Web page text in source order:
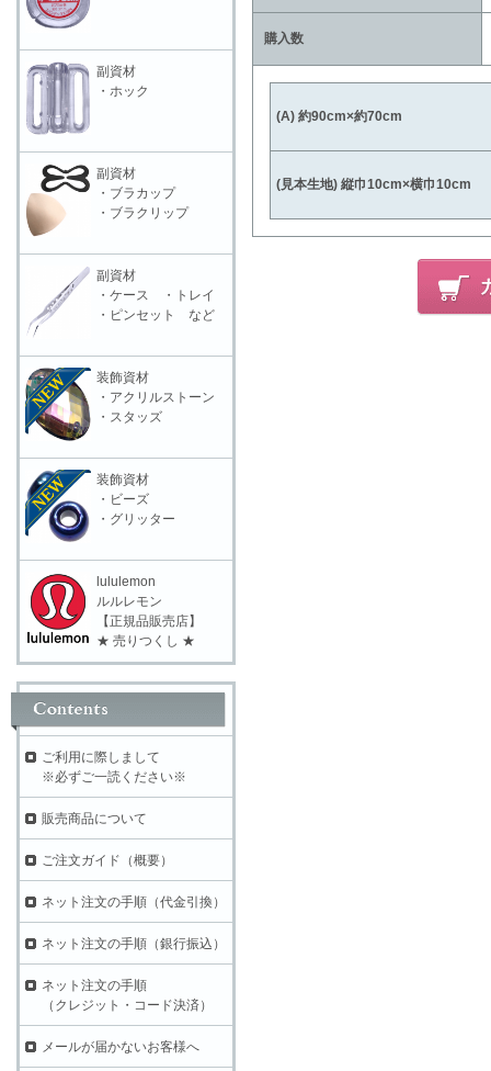
購入数
(A) 約90cm×約70cm
(見本生地) 縦巾10cm×横巾10cm
副資材
・ホック
副資材
・ブラカップ
・ブラクリップ
副資材
・ケース ・トレイ
・ピンセット など
装飾資材
・アクリルストーン
・スタッズ
装飾資材
・ビーズ
・グリッター
lululemon
ルルレモン
【正規品販売店】
★ 売りつくし ★
ご利用に際しまして
※必ずご一読ください※
販売商品について
ご注文ガイド（概要）
ネット注文の手順（代金引換）
ネット注文の手順（銀行振込）
ネット注文の手順
（クレジット・コード決済）
メールが届かないお客様へ